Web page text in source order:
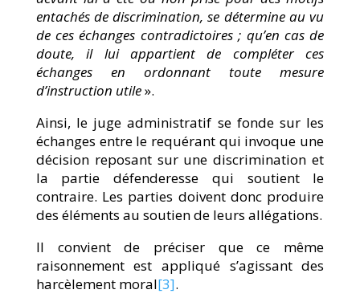
entachés de discrimination, se détermine au vu
de ces échanges contradictoires ; qu’en cas de
doute, il lui appartient de compléter ces
échanges en ordonnant toute mesure
d’instruction utile».
Ainsi, le juge administratif se fonde sur les
échanges entre le requérant qui invoque une
décision reposant sur une discrimination et
la partie défenderesse qui soutient le
contraire. Les parties doivent donc produire
des éléments au soutien de leurs allégations.
Il convient de préciser que ce même
raisonnement est appliqué s’agissant des
harcèlement moral[3].